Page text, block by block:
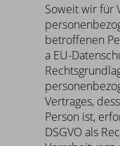
Soweit wir für
betroffenen
a EU-
Vertrages,
Person ist,
DSGVO als